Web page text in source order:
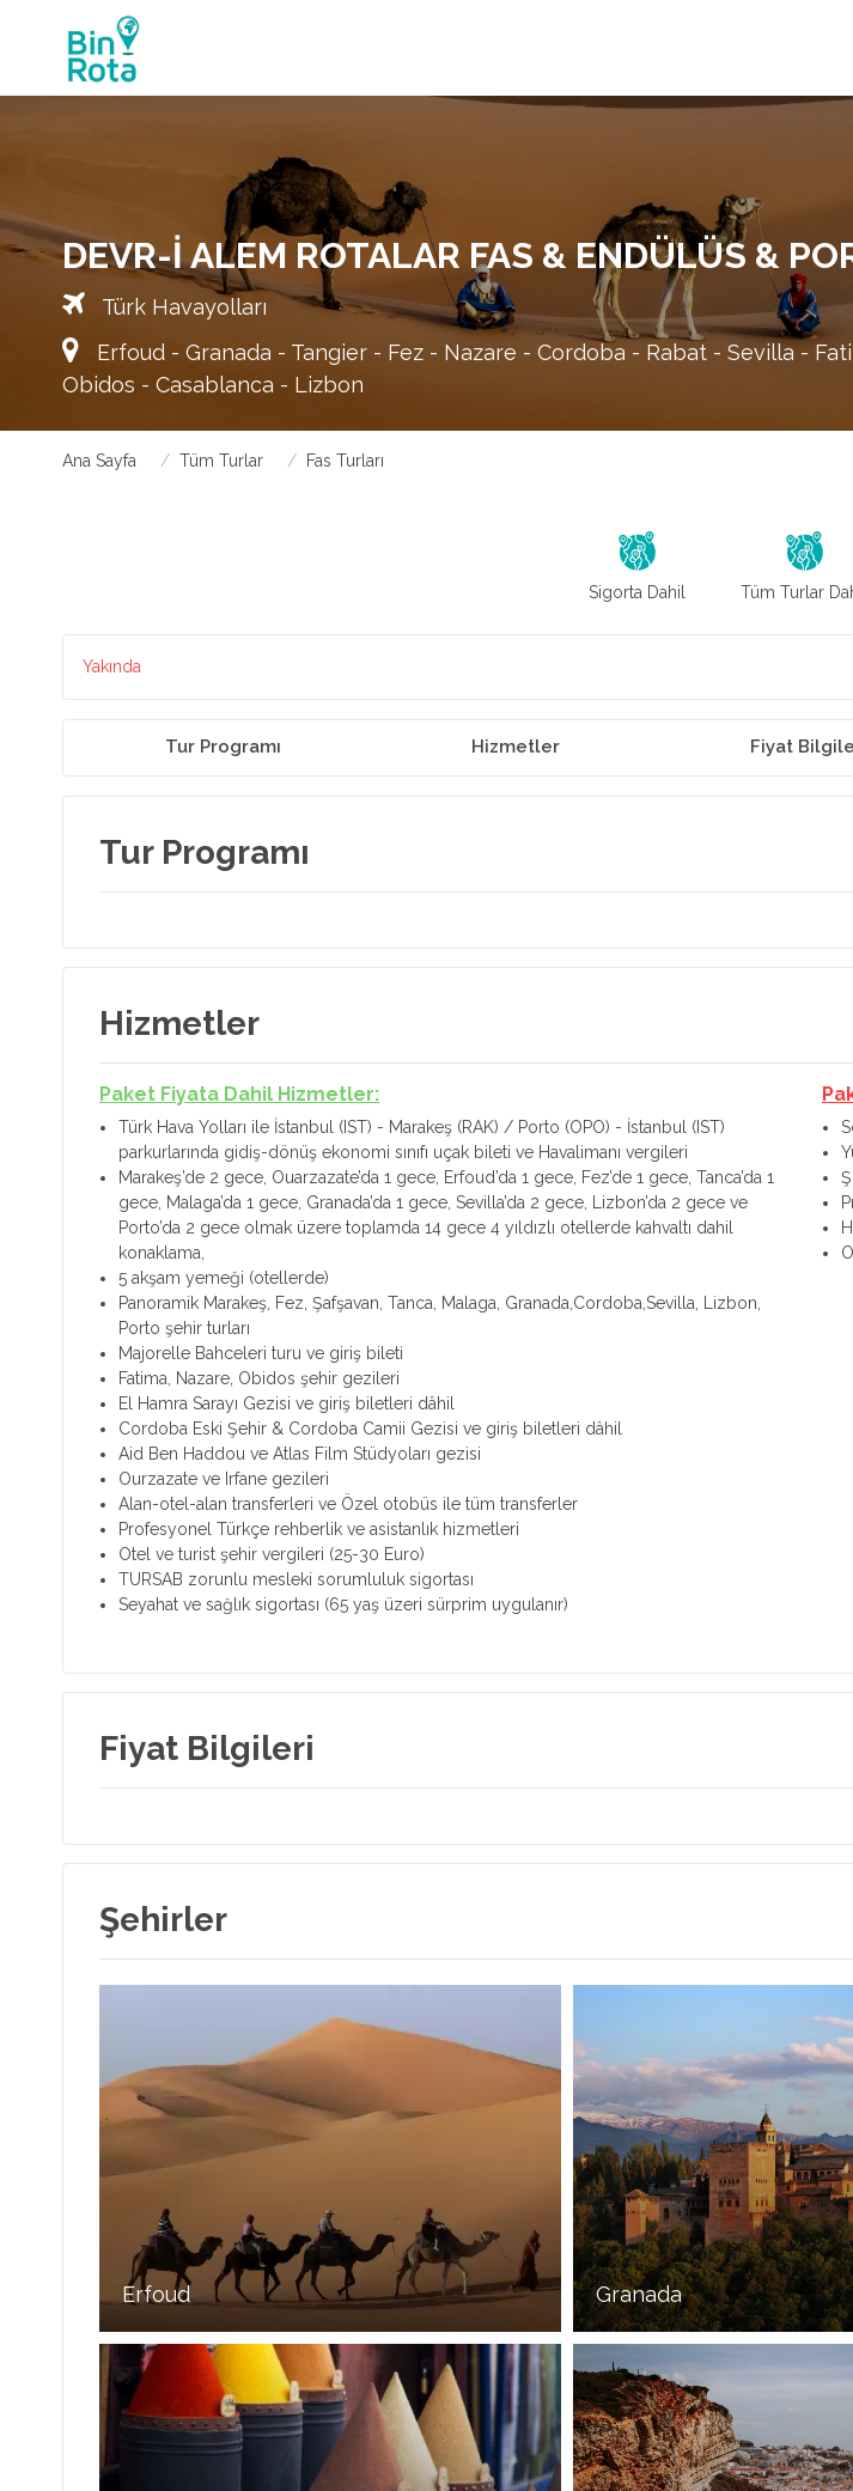
DEVR-I ALEM ROTALAR FAS & ENDÜLÜS &
Türk Havayolları
Erfoud - Granada - Tangier - Fez - Nazare - Cordoba - Rabat - Sevilla -
Obidos - Casablanca - Lizbon
Ana Sayfa Tüm Turlar Fas Turları
Sigorta Dahil Tüm Turlar
Yakında
Tur Programı Hizmetler Fiyat
Tur Programı
Hizmetler
Paket Fiyata Dahil Hizmetler:
Türk Hava Yolları ile İstanbul (IST) - Marakeş (RAK) / Porto (OPO) - İstanbul (IST)
parkurlarında gidiş-dönüş ekonomi sınıfı uçak bileti ve Havalimanı vergileri
Marakeş’de 2 gece, Ouarzazate’da 1 gece, Erfoud’da 1 gece, Fez’de 1 gece, Tanca’da 1
gece, Malaga’da 1 gece, Granada’da 1 gece, Sevilla’da 2 gece, Lizbon’da 2 gece ve
Porto’da 2 gece olmak üzere toplamda 14 gece 4 yıldızlı otellerde kahvaltı dahil
konaklama,
5 akşam yemeği (otellerde)
Panoramik Marakeş, Fez, Şafşavan, Tanca, Malaga, Granada,Cordoba,Sevilla, Lizbon,
Porto şehir turları
Majorelle Bahceleri turu ve giriş bileti
Fatima, Nazare, Obidos şehir gezileri
El Hamra Sarayı Gezisi ve giriş biletleri dâhil
Cordoba Eski Şehir & Cordoba Camii Gezisi ve giriş biletleri dâhil
Aid Ben Haddou ve Atlas Film Stüdyoları gezisi
Ourzazate ve Irfane gezileri
Alan-otel-alan transferleri ve Özel otobüs ile tüm transferler
Profesyonel Türkçe rehberlik ve asistanlık hizmetleri
Otel ve turist şehir vergileri (25-30 Euro)
TURSAB zorunlu mesleki sorumluluk sigortası
Seyahat ve sağlık sigortası (65 yaş üzeri sürprim uygulanır)
Fiyat Bilgileri
Şehirler
Erfoud Granada